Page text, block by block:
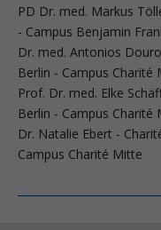
PD Dr. med. Markus
- Campus Benjamin
Dr. med. Antonios
Berlin - Campus Charité
Prof. Dr. med. Elke
Berlin - Campus Charité
Dr. Natalie Ebert -
Campus Charité Mitte